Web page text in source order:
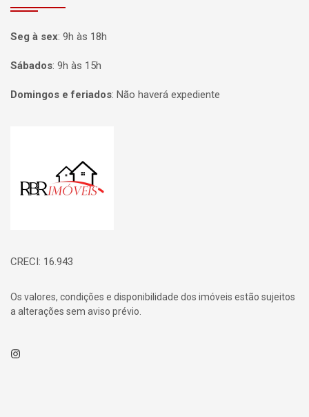
Seg à sex: 9h às 18h
Sábados: 9h às 15h
Domingos e feriados: Não haverá expediente
CRECI: 16.943
Os valores, condições e disponibilidade dos imóveis estão sujeitos
a alterações sem aviso prévio.
Instagram